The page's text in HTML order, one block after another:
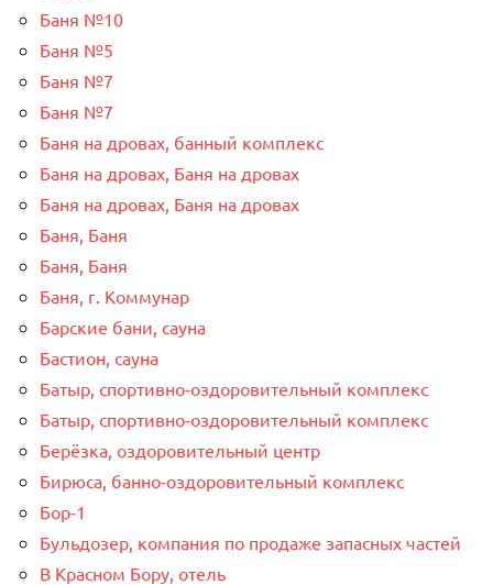
Баня №10
Баня №5
Баня №7
Баня №7
Баня на дровах, банный комплекс
Баня на дровах, Баня на дровах
Баня на дровах, Баня на дровах
Баня, Баня
Баня, Баня
Баня, г. Коммунар
Барские бани, сауна
Бастион, сауна
Батыр, спортивно-оздоровительный комплекс
Батыр, спортивно-оздоровительный комплекс
Берёзка, оздоровительный центр
Бирюса, банно-оздоровительный комплекс
Бор-1
Бульдозер, компания по продаже запасных частей
В Красном Бору, отель